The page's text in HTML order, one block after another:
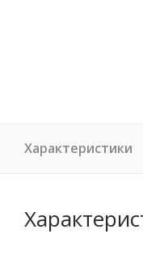
Характеристики